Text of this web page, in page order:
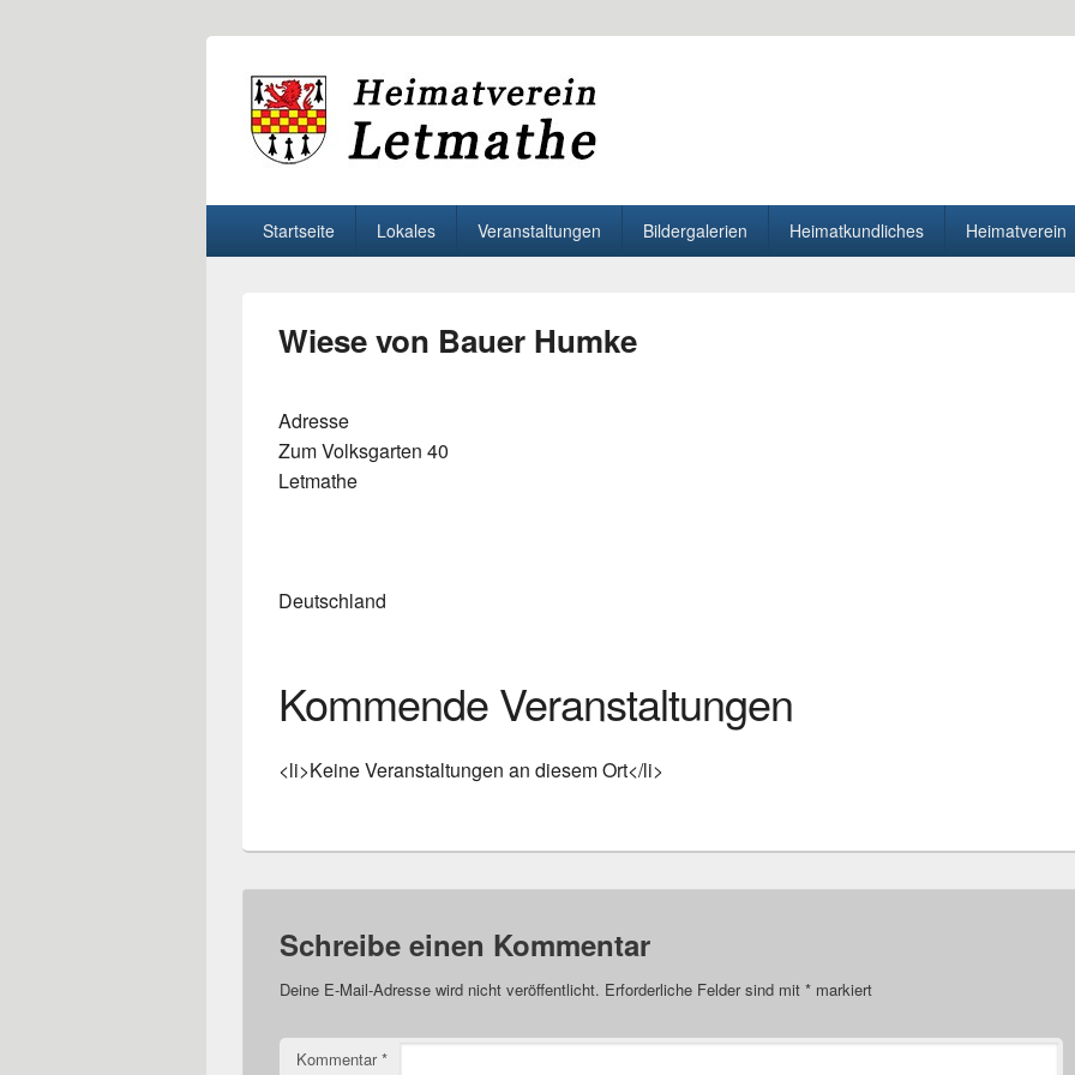
Heimatverein Letmathe
Startseite Lokales Veranstaltungen Bildergalerien Heimatkundliches Heimatverein
Wiese von Bauer Humke
Adresse
Zum Volksgarten 40
Letmathe
Deutschland
Kommende Veranstaltungen
<li>Keine Veranstaltungen an diesem Ort</li>
Schreibe einen Kommentar
Deine E-Mail-Adresse wird nicht veröffentlicht. Erforderliche Felder sind mit * markiert
Kommentar*